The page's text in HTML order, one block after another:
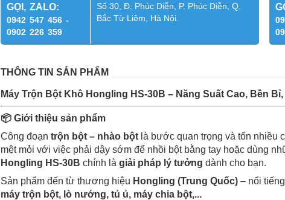
GỌI, ZALO:
0942 547 456 -
0902 226 359
Số 30, Đ. Phúc Diễn, P. Phúc Diễn, Q.
Bắc Từ Liêm, Hà Nội.
THÔNG TIN SẢN PHẨM
Máy Trộn Bột Khô Hongling HS-30B – Năng Suất Cao, Bền
📦 Giới thiệu sản phẩm
Công đoạn trộn bột – nhào bột là bước quan trọng và tốn nhiều
mệt mỏi với việc phải dậy sớm để nhồi bột bằng tay hoặc dùng
Hongling HS-30B chính là giải pháp lý tưởng dành cho bạn.
Sản phẩm đến từ thương hiệu Hongling (Trung Quốc) – nổi
máy trộn bột, lò nướng, tủ ủ, máy chia bột,...